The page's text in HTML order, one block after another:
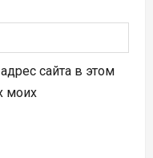
сайта в этом
моих